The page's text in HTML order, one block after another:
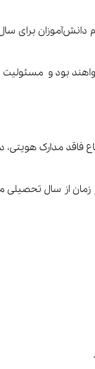
ایرانی فاقد مدارک هویتی با ارائه کارت «حمایت
از تحصیل) در هر